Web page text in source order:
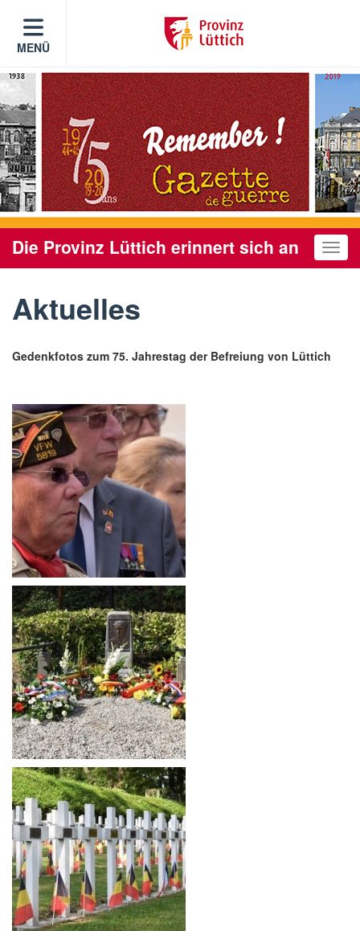
MENÜ
Die Provinz Lüttich erinnert sich an
Aktuelles
Gedenkfotos zum 75. Jahrestag der Befreiung von Lüttich